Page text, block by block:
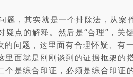
，其实就是一个排除法，从
点的解释。然后是“合理”，
问题，这里面有合理怀疑、
面就是刚刚谈到的证据框架的
是综合印证，必须是综合印证